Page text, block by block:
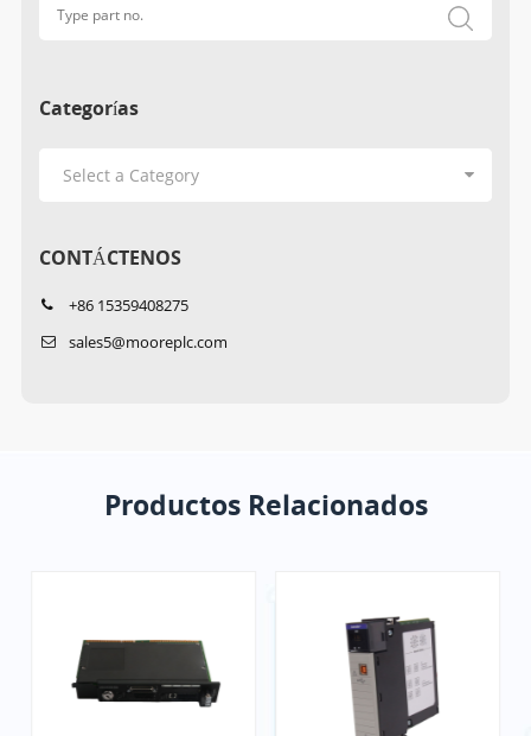
Categorías
CONTÁCTENOS
+86 15359408275
sales5@mooreplc.com
Productos Relacionados